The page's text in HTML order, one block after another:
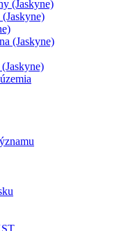
(Jaskyne)
(Jaskyne)